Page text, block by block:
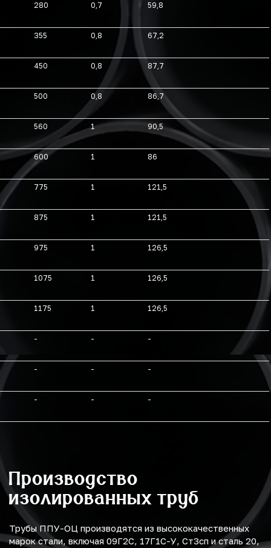
280 0,7 59,8
355 0,8 67,2
450 0,8 87,7
500 0,8 86,7
560 1 90,5
600 1 86
775 1 121,5
875 1 121,5
975 1 126,5
1075 1 126,5
1175 1 126,5
- - -
- - -
- - -
Производство
изолированных труб
Трубы ППУ-ОЦ производятся из высококачественных
марок стали, включая 09Г2С, 17Г1С-У, Ст3сп и сталь 20,